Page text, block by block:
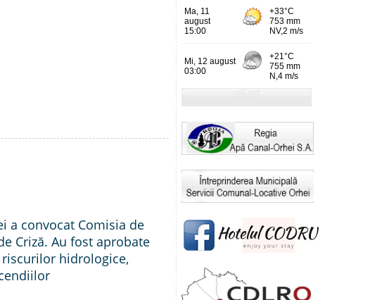
a convocat Comisia de
Criză. Au fost aprobate
hidrologice,